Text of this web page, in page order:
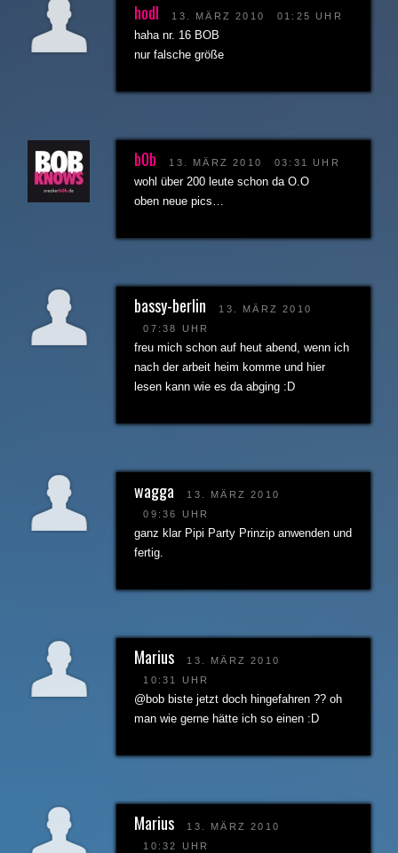
hodl 13. MÄRZ 2010 01:25 UHR
haha nr. 16 BOB
nur falsche größe
b0b 13. MÄRZ 2010 03:31 UHR
wohl über 200 leute schon da O.O
oben neue pics…
bassy-berlin
13. MÄRZ 2010
07:38 UHR
freu mich schon auf heut abend, wenn ich
nach der arbeit heim komme und hier
lesen kann wie es da abging :D
wagga
13. MÄRZ 2010
09:36 UHR
ganz klar Pipi Party Prinzip anwenden und
fertig.
Marius
13. MÄRZ 2010
10:31 UHR
@bob biste jetzt doch hingefahren ?? oh
man wie gerne hätte ich so einen :D
Marius
13. MÄRZ 2010
10:32 UHR